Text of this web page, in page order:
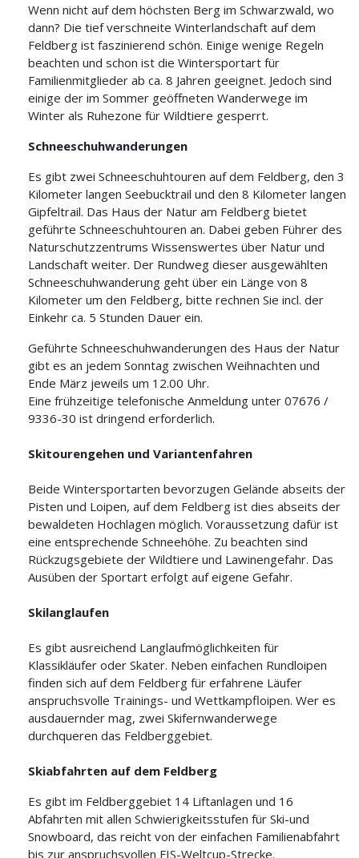
Wenn nicht auf dem höchsten Berg im Schwarzwald, wo
dann? Die tief verschneite Winterlandschaft auf dem
Feldberg ist faszinierend schön. Einige wenige Regeln
beachten und schon ist die Wintersportart für
Familienmitglieder ab ca. 8 Jahren geeignet. Jedoch sind
einige der im Sommer geöffneten Wanderwege im
Winter als Ruhezone für Wildtiere gesperrt.
Schneeschuhwanderungen
Es gibt zwei Schneeschuhtouren auf dem Feldberg, den 3
Kilometer langen Seebucktrail und den 8 Kilometer langen
Gipfeltrail. Das Haus der Natur am Feldberg bietet
geführte Schneeschuhtouren an. Dabei geben Führer des
Naturschutzzentrums Wissenswertes über Natur und
Landschaft weiter. Der Rundweg dieser ausgewählten
Schneeschuhwanderung geht über ein Länge von 8
Kilometer um den Feldberg, bitte rechnen Sie incl. der
Einkehr ca. 5 Stunden Dauer ein.
Geführte Schneeschuhwanderungen des Haus der Natur
gibt es an jedem Sonntag zwischen Weihnachten und
Ende März jeweils um 12.00 Uhr.
Eine frühzeitige telefonische Anmeldung unter 07676 /
9336-30 ist dringend erforderlich.
Skitourengehen und Variantenfahren
Beide Wintersportarten bevorzugen Gelände abseits der
Pisten und Loipen, auf dem Feldberg ist dies abseits der
bewaldeten Hochlagen möglich. Voraussetzung dafür ist
eine entsprechende Schneehöhe. Zu beachten sind
Rückzugsgebiete der Wildtiere und Lawinengefahr. Das
Ausüben der Sportart erfolgt auf eigene Gefahr.
Skilanglaufen
Es gibt ausreichend Langlaufmöglichkeiten für
Klassikläufer oder Skater. Neben einfachen Rundloipen
finden sich auf dem Feldberg für erfahrene Läufer
anspruchsvolle Trainings- und Wettkampfloipen. Wer es
ausdauernder mag, zwei Skifernwanderwege
durchqueren das Feldberggebiet.
Skiabfahrten auf dem Feldberg
Es gibt im Feldberggebiet 14 Liftanlagen und 16
Abfahrten mit allen Schwierigkeitsstufen für Ski-und
Snowboard, das reicht von der einfachen Familienabfahrt
bis zur anspruchsvollen FIS-Weltcup-Strecke.